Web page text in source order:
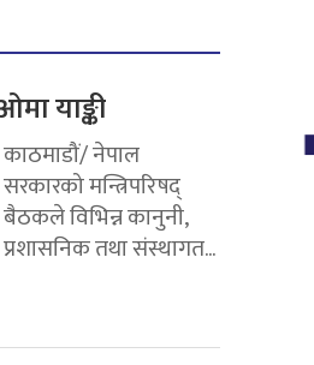
याङ्की
काठमाडौं/ नेपाल
सरकारको मन्त्रिपरिषद्
बैठकले विभिन्न कानुनी,
प्रशासनिक तथा संस्थागत...